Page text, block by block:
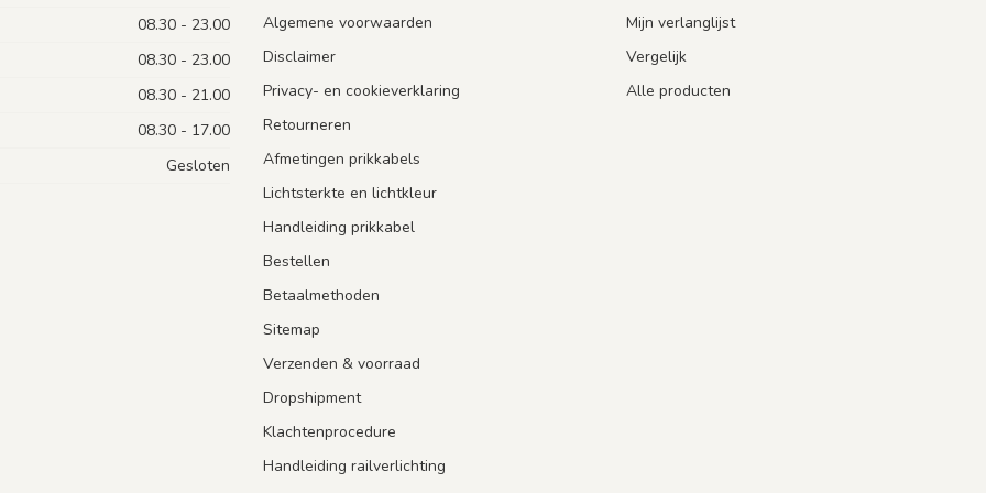
08.30 - 23.00
08.30 - 23.00
08.30 - 21.00
08.30 - 17.00
Gesloten
Algemene voorwaarden
Disclaimer
Privacy- en cookieverklaring
Retourneren
Afmetingen prikkabels
Lichtsterkte en lichtkleur
Handleiding prikkabel
Bestellen
Betaalmethoden
Sitemap
Verzenden & voorraad
Dropshipment
Klachtenprocedure
Handleiding railverlichting
Mijn verlanglijst
Vergelijk
Alle producten